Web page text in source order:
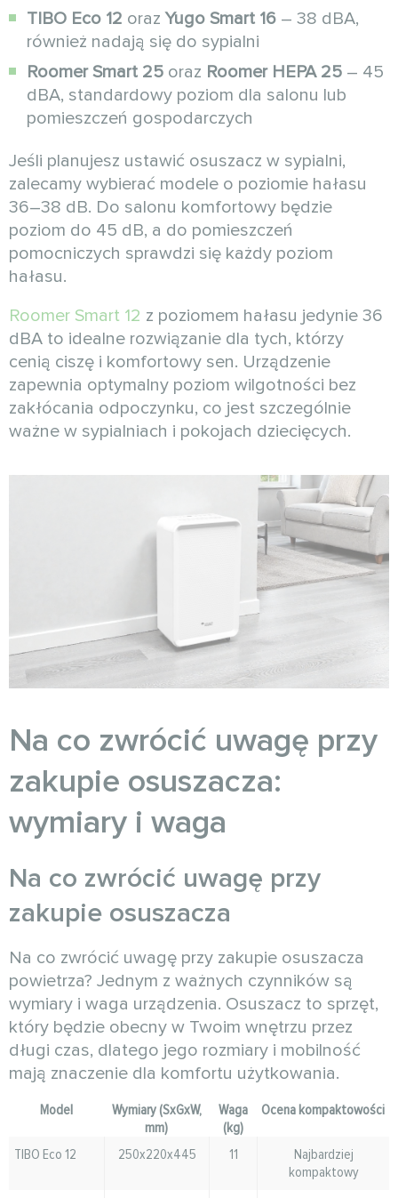
TIBO Eco 12 orazYugo Smart 16 – 38 dBA,
również nadają się do sypialni
Roomer Smart 25 oraz Roomer HEPA 25 – 45
dBA, standardowy poziom dla salonu lub
pomieszczeń gospodarczych
Jeśli planujesz ustawić osuszacz w sypialni,
zalecamy wybierać modele o poziomie hałasu
36–38 dB. Do salonu komfortowy będzie
poziom do 45 dB, a do pomieszczeń
pomocniczych sprawdzi się każdy poziom
hałasu.
Roomer Smart 12 z poziomem hałasu jedynie 36
dBA to idealne rozwiązanie dla tych, którzy
cenią ciszę i komfortowy sen. Urządzenie
zapewnia optymalny poziom wilgotności bez
zakłócania odpoczynku, co jest szczególnie
ważne w sypialniach i pokojach dziecięcych.
Na co zwrócić uwagę przy
zakupie osuszacza:
wymiary i waga
Na co zwrócić uwagę przy
zakupie osuszacza
Na co zwrócić uwagę przy zakupie osuszacza
powietrza? Jednym z ważnych czynników są
wymiary i waga urządzenia. Osuszacz to sprzęt,
który będzie obecny w Twoim wnętrzu przez
długi czas, dlatego jego rozmiary i mobilność
mają znaczenie dla komfortu użytkowania.
Model
Wymiary (SxGxW,
mm)
Waga
(kg)
Ocena kompaktowości
TIBO Eco 12 250x220x445 11
Najbardziej
kompaktowy